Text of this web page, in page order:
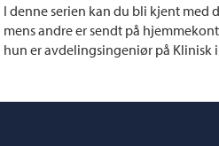
I denne serien kan du bli kjent med
mens andre er sendt på
hun er avdelingsingeniør på